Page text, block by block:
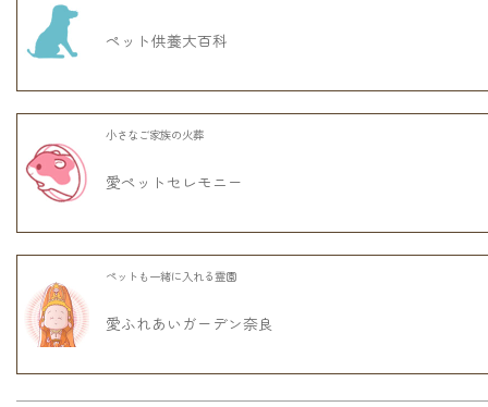
ペット供養大百科
小さなご家族の火葬
愛ペットセレモニー
ペットも一緒に入れる霊園
愛ふれあいガーデン奈良